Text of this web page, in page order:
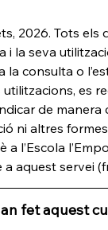
2026. Tots els
i la seva
consulta o
utilitzacions, es
de
ni altres
a l’Escola
aquest servei
fet aquest